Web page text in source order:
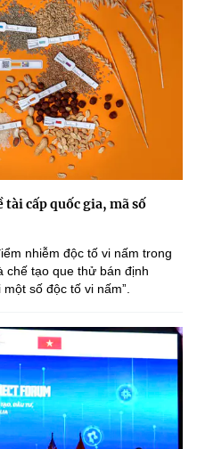
cấp quốc gia, mã số
nhiễm độc tố vi nấm trong
chế tạo que thử bán định
số độc tố vi nấmˮ.